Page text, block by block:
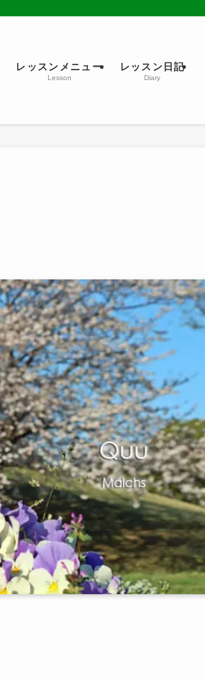
レッスンメニュー
Lesson
レッスン日記
Diary